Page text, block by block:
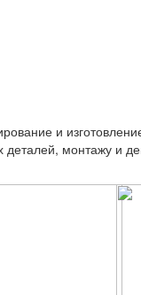
и
деталей, монтажу и